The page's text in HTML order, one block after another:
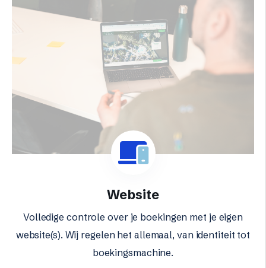
Website
Volledige controle over je boekingen met je eigen
website(s). Wij regelen het allemaal, van identiteit tot
boekingsmachine.